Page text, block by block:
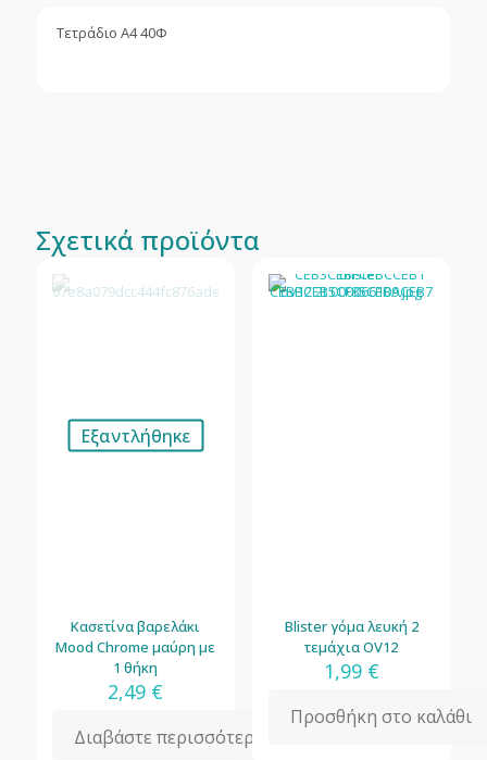
Τετράδιο Α4 40Φ
Σχετικά προϊόντα
Εξαντλήθηκε
Κασετίνα βαρελάκι
Mood Chrome μαύρη με
1 θήκη
2,49 €
Διαβάστε περισσότερα
Blister γόμα λευκή 2
τεμάχια OV12
1,99 €
Προσθήκη στο καλάθι